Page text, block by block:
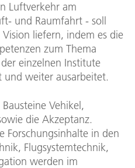
Luftverkehr am
und Raumfahrt - soll
liefern, indem es die
zum Thema
einzelnen Institute
und weiter ausarbeitet.
Vehikel,
die Akzeptanz.
Forschungsinhalte in den
Flugsystemtechnik,
werden im